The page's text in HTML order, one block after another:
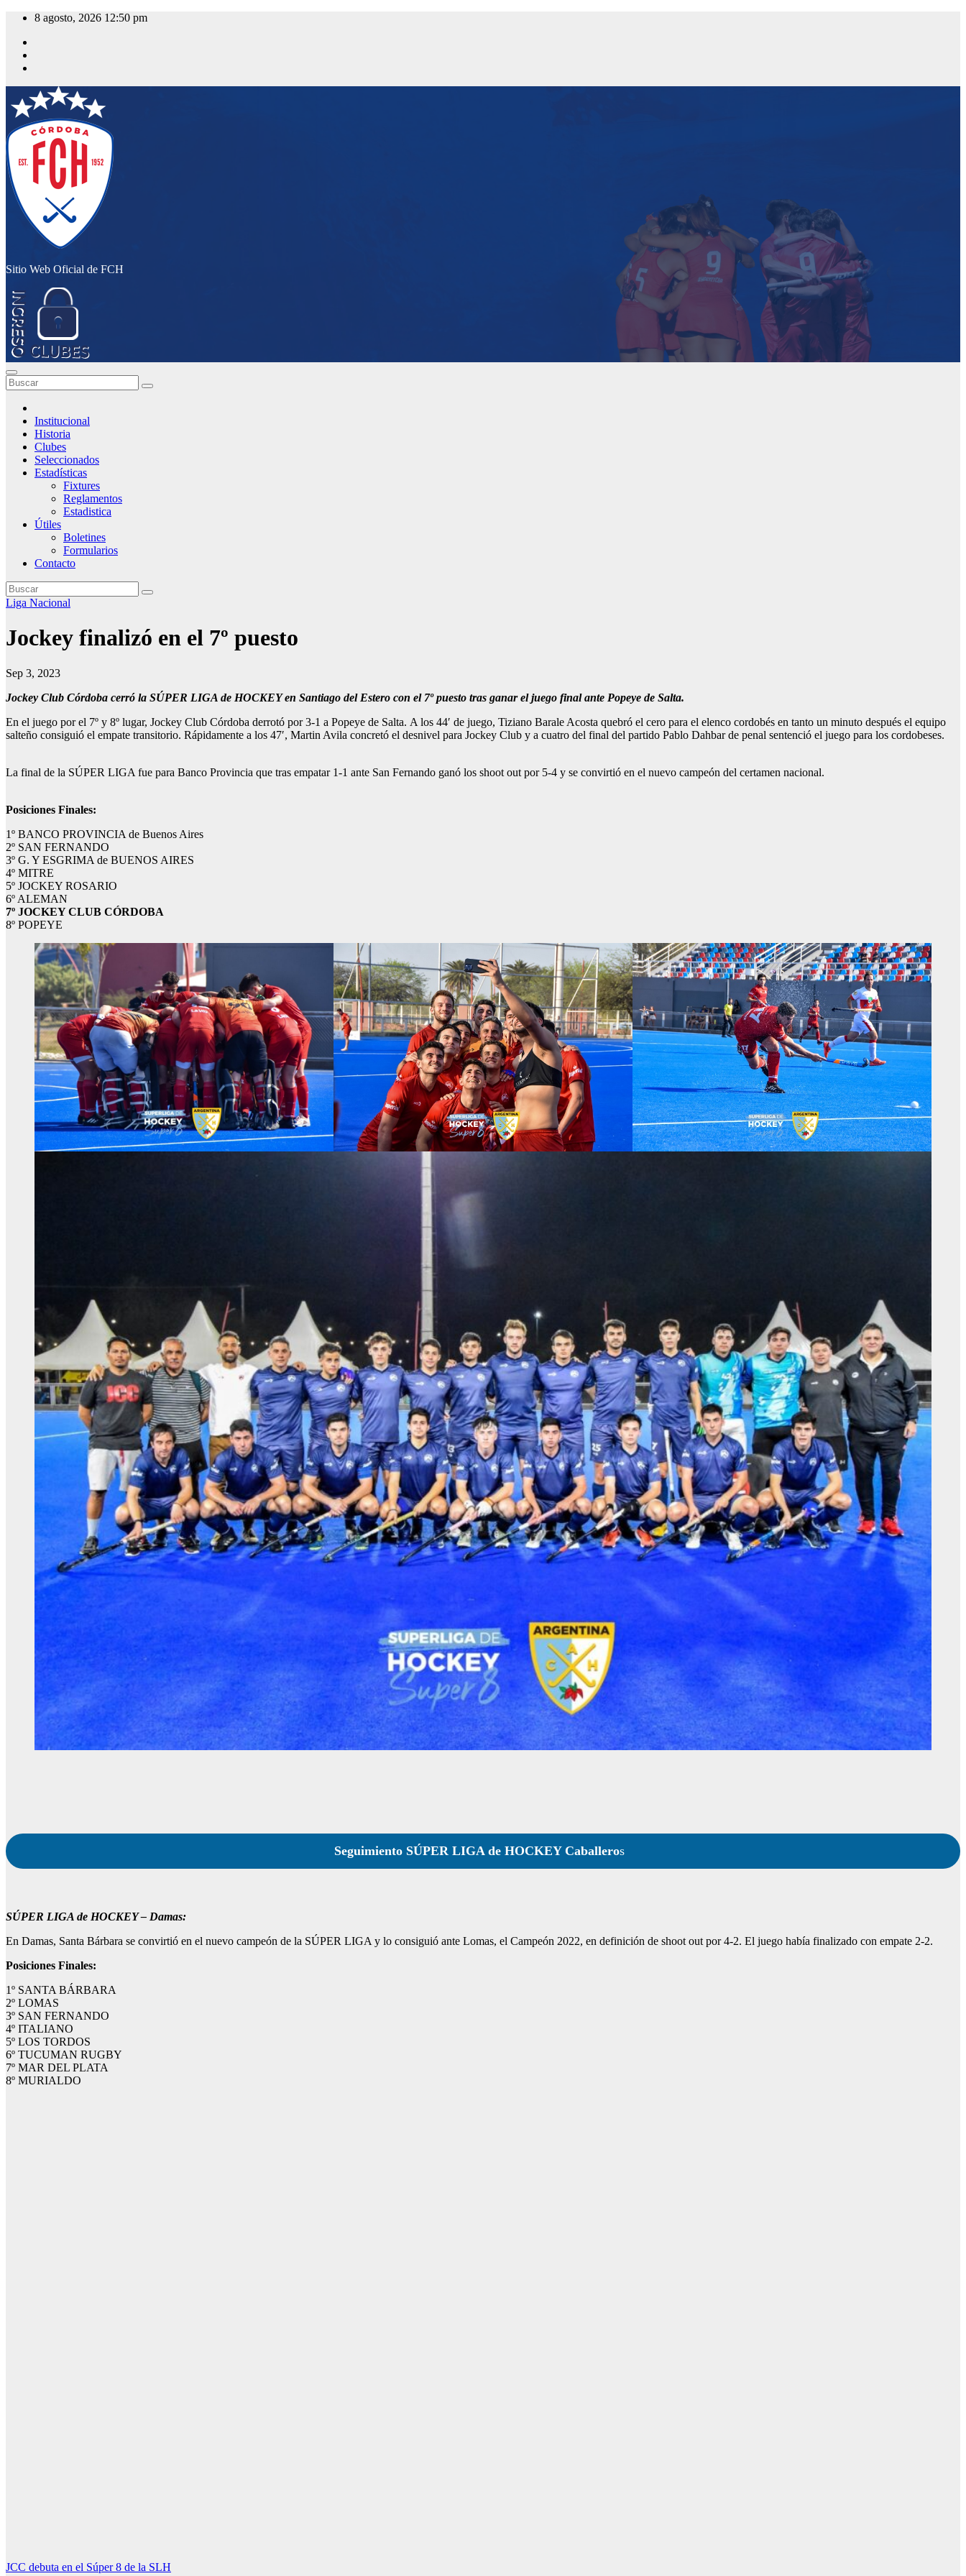
Saltar
contenido
8 agosto, 2026 12:50 pm
Sitio Web Oficial de FCH
Institucional
Historia
Clubes
Seleccionados
Estadísticas
Fixtures
Reglamentos
Estadistica
Útiles
Boletines
Formularios
Contacto
Liga Nacional
Jockey finalizó en el 7º puesto
Sep 3, 2023
Jockey Club Córdoba cerró la SÚPER LIGA de HOCKEY en Santiago del Estero con el 7º puesto tras ganar el juego final ante Popeye de Salta.
En el juego por el 7º y 8º lugar, Jockey Club Córdoba derrotó por 3-1 a Popeye de Salta. A los 44′ de juego, Tiziano Barale Acosta quebró el cero para el elenco cordobés en tanto un minuto después el equipo
salteño consiguió el empate transitorio. Rápidamente a los 47′, Martin Avila concretó el desnivel para Jockey Club y a cuatro del final del partido Pablo Dahbar de penal sentenció el juego para los cordobeses.
La final de la SÚPER LIGA fue para Banco Provincia que tras empatar 1-1 ante San Fernando ganó los shoot out por 5-4 y se convirtió en el nuevo campeón del certamen nacional.
Posiciones Finales:
1º BANCO PROVINCIA de Buenos Aires
2º SAN FERNANDO
3º G. Y ESGRIMA de BUENOS AIRES
4º MITRE
5º JOCKEY ROSARIO
6º ALEMAN
7º JOCKEY CLUB CÓRDOBA
8º POPEYE
Seguimiento SÚPER LIGA de HOCKEY Caballeros
SÚPER LIGA de HOCKEY – Damas:
En Damas, Santa Bárbara se convirtió en el nuevo campeón de la SÚPER LIGA y lo consiguió ante Lomas, el Campeón 2022, en definición de shoot out por 4-2. El juego había finalizado con empate 2-2.
Posiciones Finales:
1º SANTA BÁRBARA
2º LOMAS
3º SAN FERNANDO
4º ITALIANO
5º LOS TORDOS
6º TUCUMAN RUGBY
7º MAR DEL PLATA
8º MURIALDO
Navegación
JCC debuta en el Súper 8 de la SLH